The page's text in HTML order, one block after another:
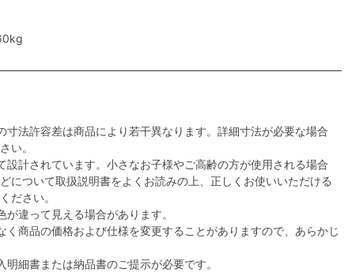
寸法許容差は商品により若干異なります。詳細寸法が必要な場合
い。
設計されています。小さなお子様やご高齢の方が使用される場合
について取扱説明書をよくお読みの上、正しくお使いいただける
ださい。
違って見える場合があります。
く商品の価格および仕様を変更することがありますので、あらかじ
細書または納品書のご提示が必要です。